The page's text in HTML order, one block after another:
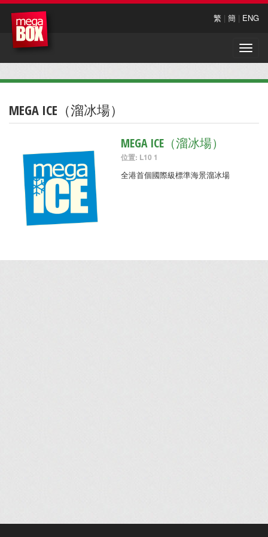
繁 | 簡 | ENG
Toggle
MEGA ICE（溜冰場）
MEGA ICE（溜冰場）
位置: L10 1
全港首個國際級標準海景溜冰場